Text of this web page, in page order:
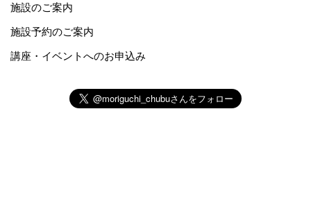
施設のご案内
施設予約のご案内
講座・イベントへのお申込み